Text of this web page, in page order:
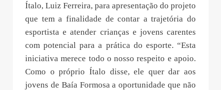
Ítalo, Luiz Ferreira, para apresentação do projeto
que tem a finalidade de contar a trajetória do
esportista e atender crianças e jovens carentes
com potencial para a prática do esporte. “Esta
iniciativa merece todo o nosso respeito e apoio.
Como o próprio Ítalo disse, ele quer dar aos
jovens de Baía Formosa a oportunidade que não